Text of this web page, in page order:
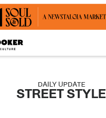
DAILY UPDATE
STREET STYLE